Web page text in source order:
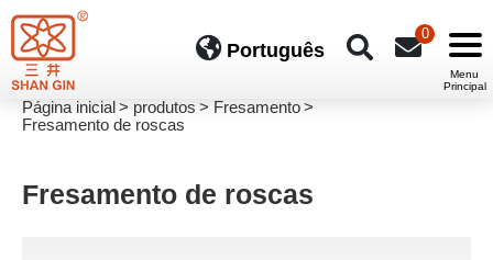
Português
0
Página inicial produtos
Fresamento
Fresamento de roscas
Fresamento de roscas